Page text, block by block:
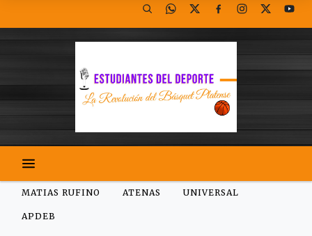
MATIAS RUFINO ATENAS UNIVERSAL
APDEB